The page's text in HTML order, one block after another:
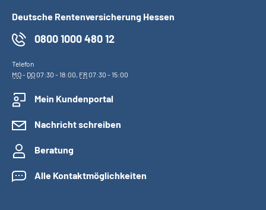
Deutsche Rentenversicherung Hessen
0800 1000 480 12
Telefon
MO- DO07:30 - 18:00, FR07:30 - 15:00
Mein Kundenportal
Nachricht schreiben
Beratung
Alle Kontaktmöglichkeiten